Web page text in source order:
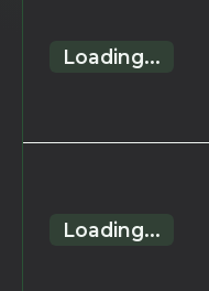
Loading...
Loading...